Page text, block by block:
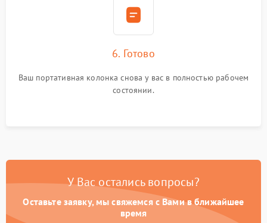
6. Готово
Ваш портативная колонка снова у вас в полностью рабочем
состоянии.
У Вас остались вопросы?
Оставьте заявку, мы свяжемся с Вами в ближайшее
время